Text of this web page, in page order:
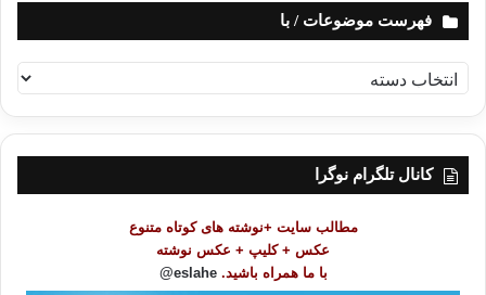
فهرست موضوعات / با
ه
ر
کانال تلگرام نوگرا
مطالب سایت +نوشته های کوتاه متنوع
عکس + کلیپ + عکس نوشته
با ما همراه باشید. eslahe@